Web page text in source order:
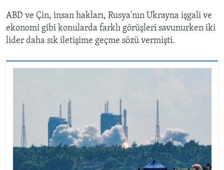
ABD ve Çin, insan hakları, Rusya'nın Ukrayna işgali ve
ekonomi gibi konularda farklı görüşleri savunurken iki
lider daha sık iletişime geçme sözü vermişti.